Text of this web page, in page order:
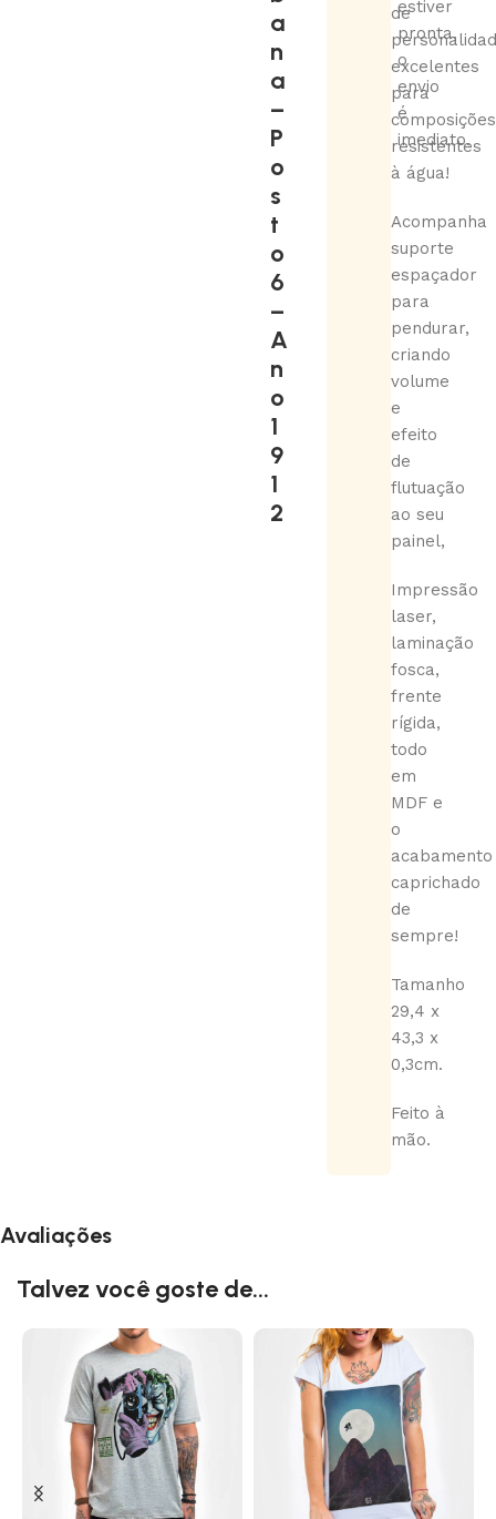
a
n
a
–
P
o
s
t
o
6
–
A
n
o
1
9
1
2
estiver
pronta,
o
envio
é
imediato.
de
excelentes
para
resistentes
à água!
Acompanha
suporte
espaçador
para
pendurar,
criando
volume
e
efeito
de
flutuação
ao seu
painel,
Impressão
laser,
laminação
fosca,
frente
rígida,
todo
em
MDF e
o
acabamento
caprichado
de
sempre!
Tamanho
29,4 x
43,3 x
0,3cm.
Feito à
mão.
Avaliações
Talvez você goste de...